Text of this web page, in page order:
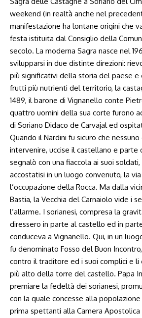
weekend (in realtà anche nel
manifestazione ha lontane origini che
festa istituita dal Consiglio della
secolo. La moderna Sagra nasce nel
svilupparsi in due distinte direzioni:
più significativi della storia del paese e
frutti più nutrienti del territorio, la
1489, il barone di Vignanello conte
quattro uomini della sua corte furono
di Soriano Didaco de Carvajal ed
Quando il Nardini fu sicuro che
intervenire, uccise il castellano e parte
segnalò con una fiaccola ai suoi
accostatisi in un luogo convenuto, la
l’occupazione della Rocca. Ma dalla
Bastia, la Vecchia del Carnaiolo vide i
l’allarme. I sorianesi, compresa la
diressero in parte al castello ed in
conduceva a Vignanello. Qui, in un
fu denominato Fosso del Buon
contro il traditore ed i suoi complici e
più alto della torre del castello. Papa
premiare la fedeltà dei sorianesi,
con la quale concesse alla
prima spettanti alla Camera